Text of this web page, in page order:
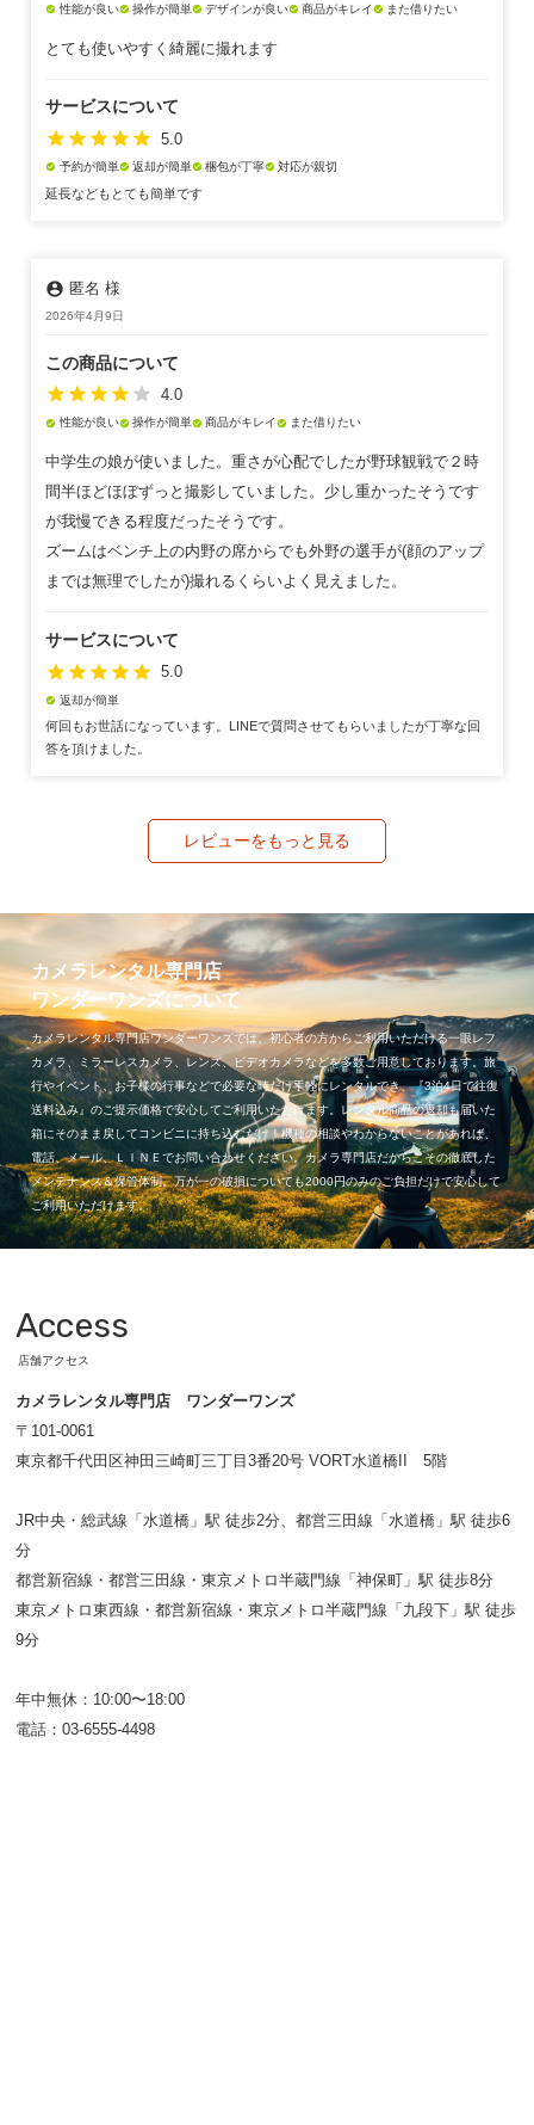
check_circle 性能が良いcheck_circle 操作が簡単check_circle デザインが良いcheck_circle 商品がキレイcheck_circle また借りたい
とても使いやすく綺麗に撮れます
サービスについて
star star star star star 5.0
check_circle 予約が簡単check_circle 返却が簡単check_circle 梱包が丁寧check_circle 対応が親切
延長などもとても簡単です
account_circle 匿名 様
2026年4月9日
この商品について
star star star star star 4.0
check_circle 性能が良いcheck_circle 操作が簡単check_circle 商品がキレイ check_circle また借りたい
中学生の娘が使いました。重さが心配でしたが野球観戦で２時
間半ほどほぼずっと撮影していました。少し重かったそうです
が我慢できる程度だったそうです。
ズームはベンチ上の内野の席からでも外野の選手が(顔のアップ
までは無理でしたが)撮れるくらいよく見えました。
サービスについて
star star star star star 5.0
check_circle 返却が簡単
何回もお世話になっています。LINEで質問させてもらいましたが丁寧な回
答を頂けました。
レビューをもっと見る
カメラレンタル専門店
ワンダーワンズについて
カメラレンタル専門店ワンダーワンズでは、初心者の方からご利用いただける一眼レフ
カメラ、ミラーレスカメラ、レンズ、ビデオカメラなどを多数ご用意しております。旅
行やイベント、お子様の行事などで必要な時だけ手軽にレンタルでき、『3泊4日で往復
送料込み』のご提示価格で安心してご利用いただけます。レンタル商品の返却も届いた
箱にそのまま戻してコンビニに持ち込むだけ！機種の相談やわからないことがあれば、
電話、メール、ＬＩＮＥでお問い合わせください。カメラ専門店だからこその徹底した
メンテナンス＆保管体制。万が一の破損についても2000円のみのご負担だけで安心して
ご利用いただけます。
Access
店舗アクセス
カメラレンタル専門店 ワンダーワンズ
〒101-0061
東京都千代田区神田三崎町三丁目3番20号 VORT水道橋II 5階
JR中央・総武線「水道橋」駅 徒歩2分、都営三田線「水道橋」駅 徒歩6
分
都営新宿線・都営三田線・東京メトロ半蔵門線「神保町」駅 徒歩8分
東京メトロ東西線・都営新宿線・東京メトロ半蔵門線「九段下」駅 徒歩
9分
年中無休：10:00〜18:00
電話：03-6555-4498